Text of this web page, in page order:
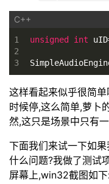
1
2
3
unsigned int
这样看起来似乎很简
时候停,这么简单,萝卜
然,这只是场景中只有
下面我们来试一下如
什么问题?我做了测试
屏幕上,win32截图如